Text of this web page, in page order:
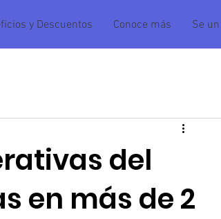
y Descuentos Conoce más Se
del
en más de 2